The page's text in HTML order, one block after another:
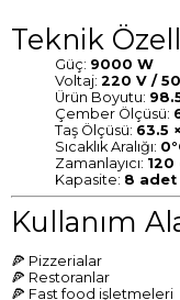
Teknik
Güç: 9000 W
Voltaj: 220 V /
Ürün Boyutu:
Çember Ölçüsü:
Taş Ölçüsü: 63.5
Sıcaklık Aralığı:
Zamanlayıcı: 120
Kapasite: 8 adet
Kullanım
🍕 Pizzerialar
🍕 Restoranlar
🍕 Fast food işletmeleri